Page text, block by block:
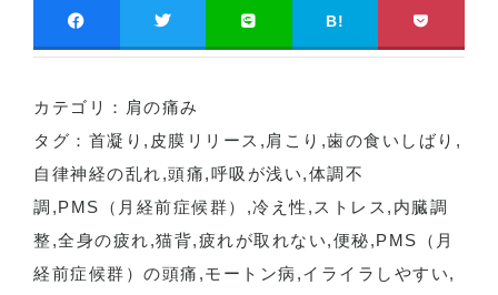
B!
カテゴリ： 肩の痛み
タグ： 首凝り , 皮膜リリース , 肩こり ,歯の食いしばり ,
自律神経の乱れ,頭痛,呼吸が浅い,体調不
調 ,PMS（月経前症候群） ,冷え性 , ストレス , 内臓調
整,全身の疲れ,猫背,疲れが取れない,便秘,PMS（月
経前症候群）の頭痛 ,モートン病 ,イライラしやすい,